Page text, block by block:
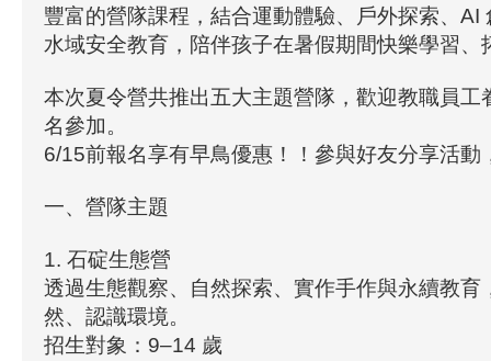
豐富的營隊課程，結合運動體驗、戶外探索、AI
水域安全教育，陪伴孩子在暑假期間快樂學習、
本次夏令營共推出五大主題營隊，歡迎教職員工
名參加。
6/15前報名享有早鳥優惠！！參與好友分享活動
一、營隊主題
1. 石碇生態營
透過生態觀察、自然探索、實作手作與永續教育
然、認識環境。
招生對象：9–14 歲